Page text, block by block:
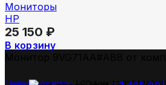
Мониторы
HP
25 150 ₽
В корзину